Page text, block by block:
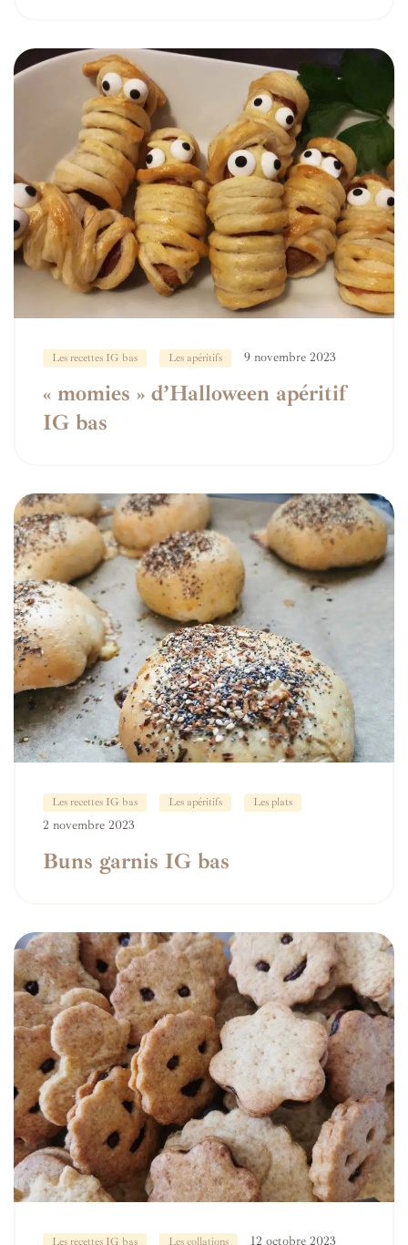
Les recettes IG bas Les apéritifs 9 novembre 2023
« momies » d’Halloween apéritif
IG bas
Les recettes IG bas Les apéritifs Les plats
2 novembre 2023
Buns garnis IG bas
Les recettes IG bas Les collations 12 octobre 2023